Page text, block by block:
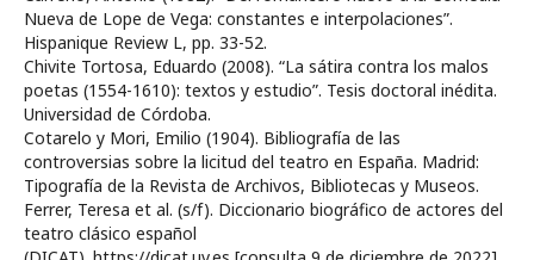
Nueva de Lope de Vega: constantes e interpolaciones”.
Hispanique Review L, pp. 33-52.
Chivite Tortosa, Eduardo (2008). “La sátira contra los malos
poetas (1554-1610): textos y estudio”. Tesis doctoral inédita.
Universidad de Córdoba.
Cotarelo y Mori, Emilio (1904). Bibliografía de las
controversias sobre la licitud del teatro en España. Madrid:
Tipografía de la Revista de Archivos, Bibliotecas y Museos.
Ferrer, Teresa et al. (s/f). Diccionario biográfico de actores del
teatro clásico español